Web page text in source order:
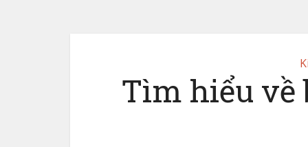
Tìm hiểu về